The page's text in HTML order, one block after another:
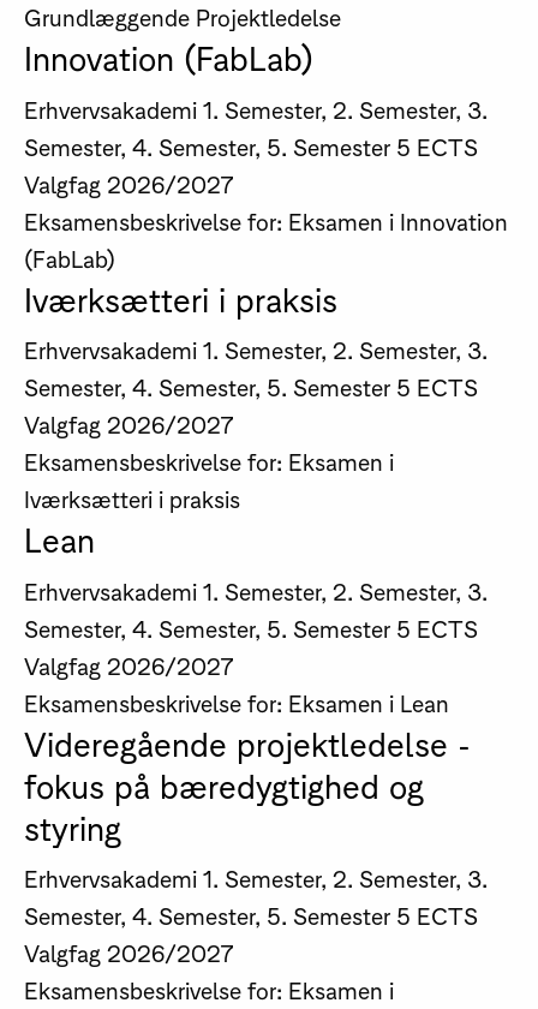
Grundlæggende Projektledelse
Innovation (FabLab)
Erhvervsakademi 1. Semester, 2. Semester, 3.
Semester, 4. Semester, 5. Semester 5 ECTS
Valgfag 2026/2027
Eksamensbeskrivelse for: Eksamen i Innovation
(FabLab)
Iværksætteri i praksis
Erhvervsakademi 1. Semester, 2. Semester, 3.
Semester, 4. Semester, 5. Semester 5 ECTS
Valgfag 2026/2027
Eksamensbeskrivelse for: Eksamen i
Iværksætteri i praksis
Lean
Erhvervsakademi 1. Semester, 2. Semester, 3.
Semester, 4. Semester, 5. Semester 5 ECTS
Valgfag 2026/2027
Eksamensbeskrivelse for: Eksamen i Lean
Videregående projektledelse -
fokus på bæredygtighed og
styring
Erhvervsakademi 1. Semester, 2. Semester, 3.
Semester, 4. Semester, 5. Semester 5 ECTS
Valgfag 2026/2027
Eksamensbeskrivelse for: Eksamen i